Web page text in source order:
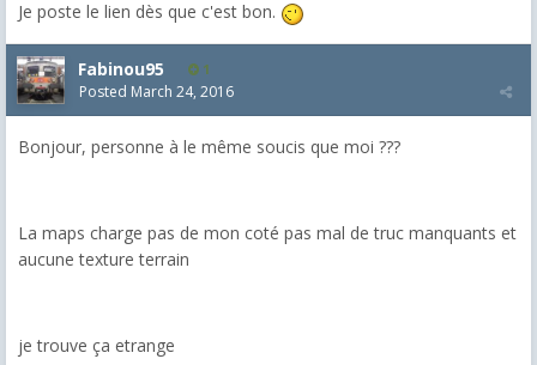
Je poste le lien dès que c'est bon.
Fabinou95 1
Posted March 24, 2016
Bonjour, personne à le même soucis que moi ???
La maps charge pas de mon coté pas mal de truc manquants et
aucune texture terrain
je trouve ça etrange